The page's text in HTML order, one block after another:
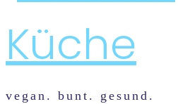
vegan. bunt. gesund.